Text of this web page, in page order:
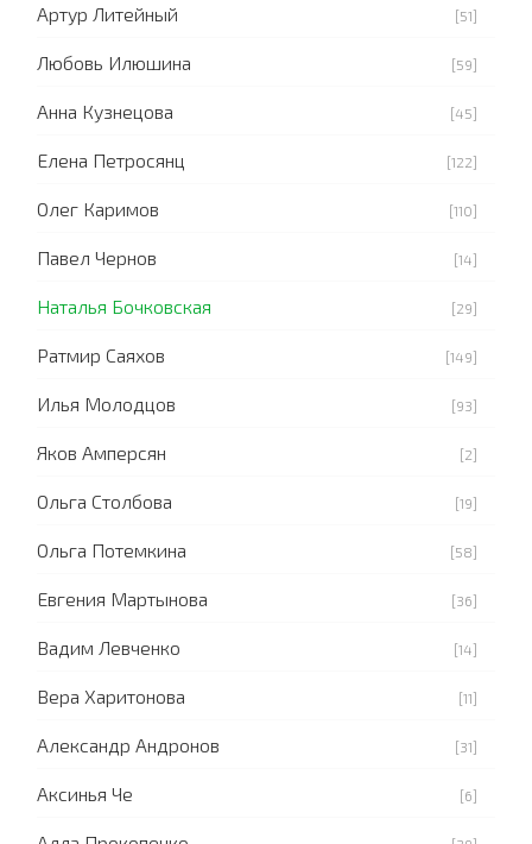
Артур Литейный [51]
Любовь Илюшина [59]
Анна Кузнецова [45]
Елена Петросянц [122]
Олег Каримов [110]
Павел Чернов [14]
Наталья Бочковская [29]
Ратмир Саяхов [149]
Илья Молодцов [93]
Яков Амперсян [2]
Ольга Столбова [19]
Ольга Потемкина [58]
Евгения Мартынова [36]
Вадим Левченко [14]
Вера Харитонова [11]
Александр Андронов [31]
Аксинья Че [6]